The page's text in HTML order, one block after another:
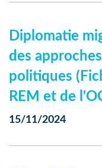
Diplomatie
des
politiques
REM et de
15/11/2024